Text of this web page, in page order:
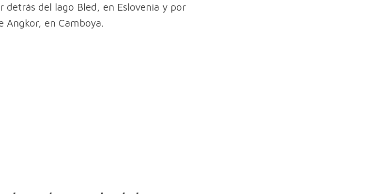
detrás del lago Bled, en Eslovenia y por
Angkor, en Camboya.